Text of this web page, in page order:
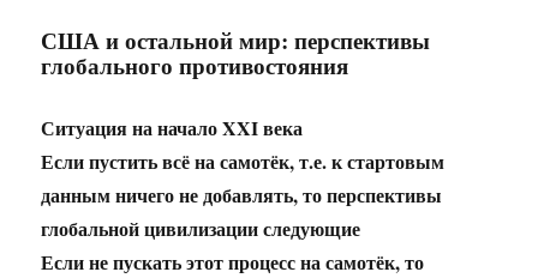
США и остальной мир: перспективы
глобального противостояния
Ситуация на начало XXI века
Если пустить всё на самотёк, т.е. к стартовым
данным ничего не добавлять, то перспективы
глобальной цивилизации следующие
Если не пускать этот процесс на самотёк, то